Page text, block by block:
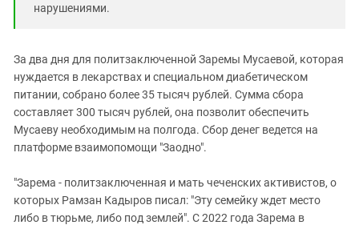
нарушениями.
За два дня для политзаключенной Заремы Мусаевой, которая
нуждается в лекарствах и специальном диабетическом
питании, собрано более 35 тысяч рублей. Сумма сбора
составляет 300 тысяч рублей, она позволит обеспечить
Мусаеву необходимым на полгода. Сбор денег ведется на
платформе взаимопомощи "Заодно".
"Зарема - политзаключенная и мать чеченских активистов, о
которых Рамзан Кадыров писал: "Эту семейку ждет место
либо в тюрьме, либо под землей". С 2022 года Зарема в